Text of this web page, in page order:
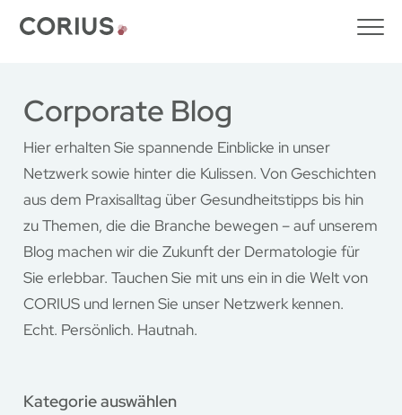
Corporate Blog
Hier erhalten Sie spannende Einblicke in unser
Netzwerk sowie hinter die Kulissen. Von Geschichten
aus dem Praxisalltag über Gesundheitstipps bis hin
zu Themen, die die Branche bewegen – auf unserem
Blog machen wir die Zukunft der Dermatologie für
Sie erlebbar. Tauchen Sie mit uns ein in die Welt von
CORIUS und lernen Sie unser Netzwerk kennen.
Echt. Persönlich. Hautnah.
Kategorie auswählen